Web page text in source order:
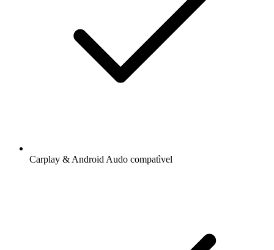
Carplay & Android Audo compatìvel